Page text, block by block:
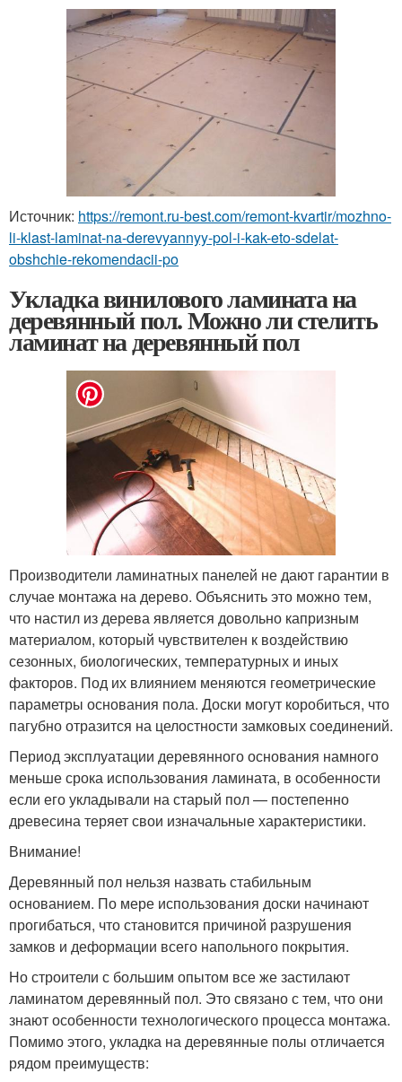
Источник: https://remont.ru-best.com/remont-kvartir/mozhno-
li-klast-laminat-na-derevyannyy-pol-i-kak-eto-sdelat-
obshchie-rekomendacii-po
Укладка винилового ламината на
деревянный пол. Можно ли стелить
ламинат на деревянный пол
Производители ламинатных панелей не дают гарантии в
случае монтажа на дерево. Объяснить это можно тем,
что настил из дерева является довольно капризным
материалом, который чувствителен к воздействию
сезонных, биологических, температурных и иных
факторов. Под их влиянием меняются геометрические
параметры основания пола. Доски могут коробиться, что
пагубно отразится на целостности замковых соединений.
Период эксплуатации деревянного основания намного
меньше срока использования ламината, в особенности
если его укладывали на старый пол — постепенно
древесина теряет свои изначальные характеристики.
Внимание!
Деревянный пол нельзя назвать стабильным
основанием. По мере использования доски начинают
прогибаться, что становится причиной разрушения
замков и деформации всего напольного покрытия.
Но строители с большим опытом все же застилают
ламинатом деревянный пол. Это связано с тем, что они
знают особенности технологического процесса монтажа.
Помимо этого, укладка на деревянные полы отличается
рядом преимуществ: